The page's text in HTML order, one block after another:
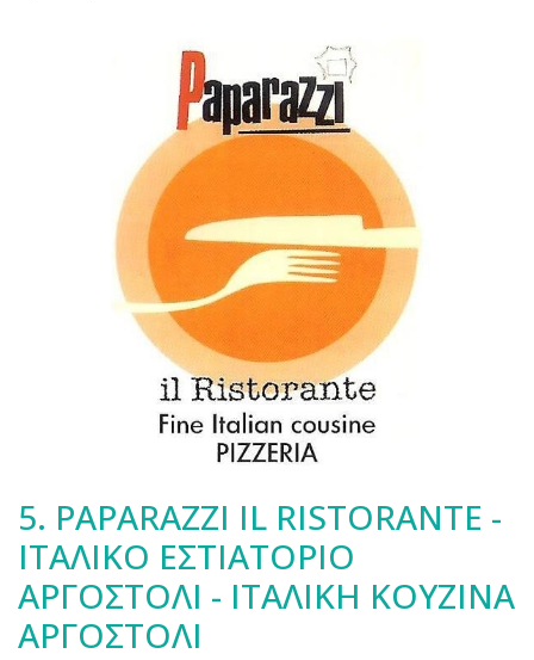
5. PAPARAZZI IL RISTORANTE -
ΙΤΑΛΙΚΟ ΕΣΤΙΑΤΟΡΙΟ
ΑΡΓΟΣΤΟΛΙ - ΙΤΑΛΙΚΗ ΚΟΥΖΙΝΑ
ΑΡΓΟΣΤΟΛΙ